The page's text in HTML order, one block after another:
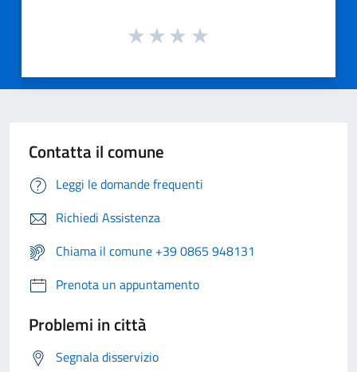
Contatta il comune
Leggi le domande frequenti
Richiedi Assistenza
Chiama il comune +39 0865 948131
Prenota un appuntamento
Problemi in città
Segnala disservizio